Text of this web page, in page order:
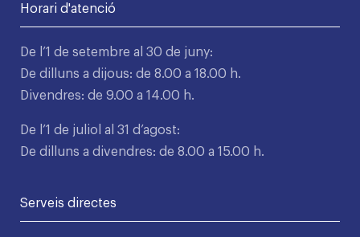
Horari d'atenció
De l’1 de setembre al 30 de juny:
De dilluns a dijous: de 8.00 a 18.00 h.
Divendres: de 9.00 a 14.00 h.
De l’1 de juliol al 31 d’agost:
De dilluns a divendres: de 8.00 a 15.00 h.
Serveis directes